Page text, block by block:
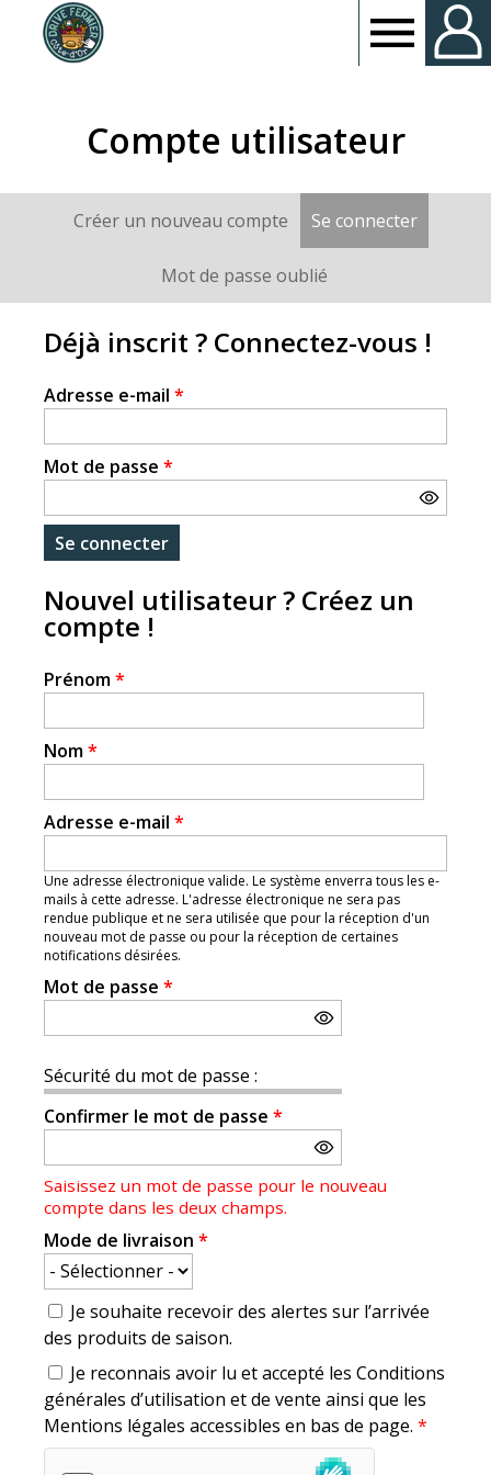
Côte
d'or
Compte utilisateur
OngletsCréer un nouveau compte Se connecter(onglet
Mot de passe oublié
Déjà inscrit ? Connectez-vous !
Adresse e-mail *
Mot de passe *
Nouvel utilisateur ? Créez un
compte !
Prénom*
Nom*
Adresse e-mail *
Une adresse électronique valide. Le système enverra tous les e-
mails à cette adresse. L'adresse électronique ne sera pas
rendue publique et ne sera utilisée que pour la réception d'un
nouveau mot de passe ou pour la réception de certaines
notifications désirées.
Mot de passe *
Sécurité du mot de passe :
Confirmer le mot de passe *
Saisissez un mot de passe pour le nouveau
compte dans les deux champs.
Mode de livraison *
Je souhaite recevoir des alertes sur l’arrivée
des produits de saison.
Je reconnais avoir lu et accepté les Conditions
générales d’utilisation et de vente ainsi que les
Mentions légales accessibles en bas de page. *